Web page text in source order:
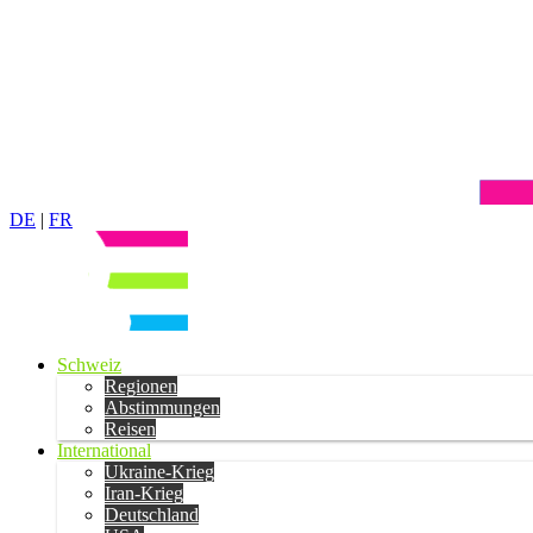
DE | FR
Schweiz
Regionen
Abstimmungen
Reisen
International
Ukraine-Krieg
Iran-Krieg
Deutschland